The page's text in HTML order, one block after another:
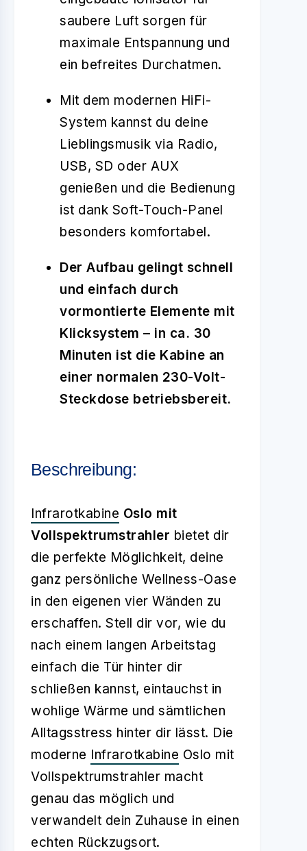
saubere Luft sorgen für
maximale Entspannung und
ein befreites Durchatmen.
Mit dem modernen HiFi-
System kannst du deine
Lieblingsmusik via Radio,
USB, SD oder AUX
genießen und die Bedienung
ist dank Soft-Touch-Panel
besonders komfortabel.
Der Aufbau gelingt schnell
und einfach durch
vormontierte Elemente mit
Klicksystem – in ca. 30
Minuten ist die Kabine an
einer normalen 230-Volt-
Steckdose betriebsbereit.
Beschreibung:
Infrarotkabine Oslo mit
Vollspektrumstrahler bietet dir
die perfekte Möglichkeit, deine
ganz persönliche Wellness-Oase
in den eigenen vier Wänden zu
erschaffen. Stell dir vor, wie du
nach einem langen Arbeitstag
einfach die Tür hinter dir
schließen kannst, eintauchst in
wohlige Wärme und sämtlichen
Alltagsstress hinter dir lässt. Die
moderne Infrarotkabine Oslo mit
Vollspektrumstrahler macht
genau das möglich und
verwandelt dein Zuhause in einen
echten Rückzugsort.